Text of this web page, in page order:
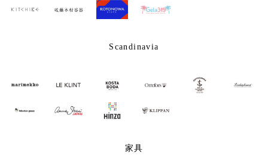
Scandinavia
家具